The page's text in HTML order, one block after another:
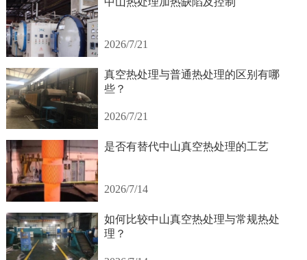
2026/7/21
真空热处理与普通热处理的区别有哪
些？
2026/7/21
是否有替代中山真空热处理的工艺
2026/7/14
如何比较中山真空热处理与常规热处
理？